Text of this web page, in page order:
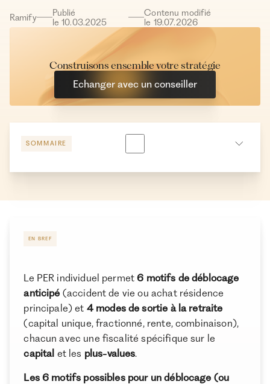
Ramify
Publié
le10.03.2025
Contenu modifié
le 19.07.2026
Construisons ensemble votre stratégie
Echanger avec un conseiller
SOMMAIRE
La fiscalité des retraits sous forme de rente
Conclusion
À propos de Ramify
Pour une clientèle exigeante, nous combinons
EN BREF
Le PER individuel permet6 motifs de déblocage
anticipé (accident de vie ou achat résidence
principale) et 4 modes de sortie à la retraite
(capital unique, fractionné, rente, combinaison),
chacun avec une fiscalité spécifique sur le
capital et les plus-values.
Les 6 motifs possibles pour un déblocage (ou